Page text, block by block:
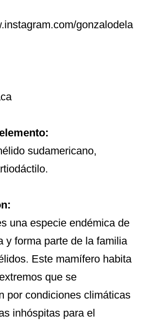
gonzalodela
sudamericano,
una especie endémica de
y forma parte de la familia
Este mamífero habita
que se
por condiciones climáticas
inhóspitas para el